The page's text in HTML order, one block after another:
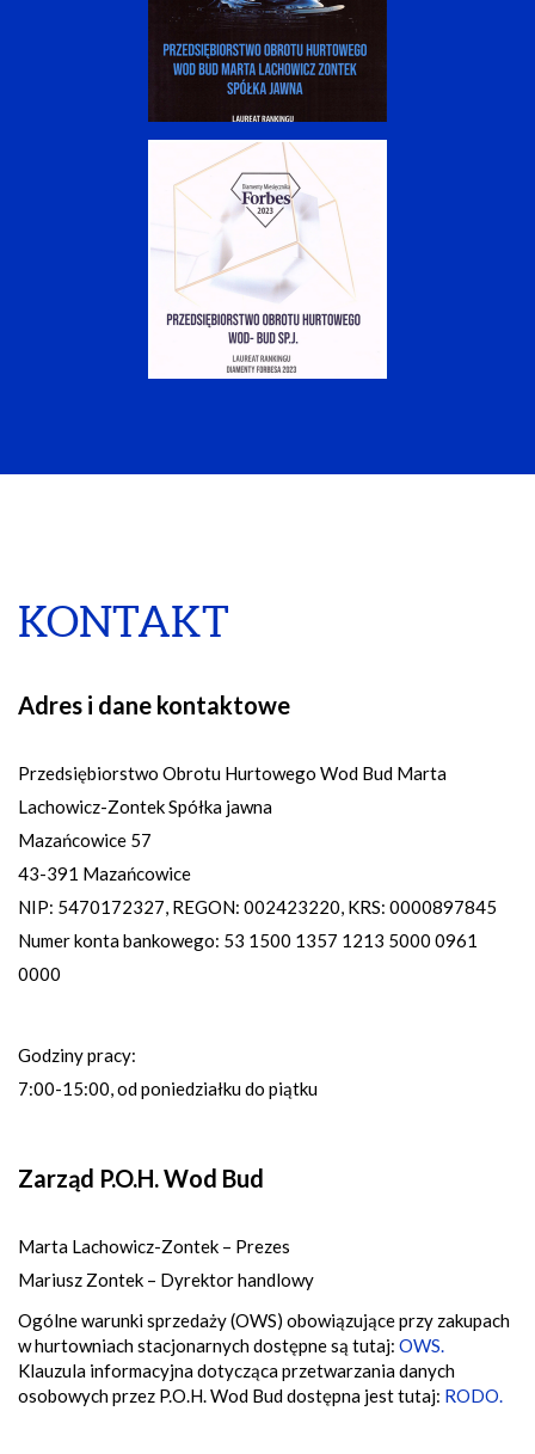
KONTAKT
Adres i dane kontaktowe
Przedsiębiorstwo Obrotu Hurtowego Wod Bud Marta
Lachowicz-Zontek Spółka jawna
Mazańcowice 57
43-391 Mazańcowice
NIP: 5470172327, REGON: 002423220, KRS: 0000897845
Numer konta bankowego: 53 1500 1357 1213 5000 0961
0000
Godziny pracy:
7:00-15:00, od poniedziałku do piątku
Zarząd P.O.H. Wod Bud
Marta Lachowicz-Zontek – Prezes
Mariusz Zontek – Dyrektor handlowy
Ogólne warunki sprzedaży (OWS) obowiązujące przy zakupach
w hurtowniach stacjonarnych dostępne są tutaj: OWS.
Klauzula informacyjna dotycząca przetwarzania danych
osobowych przez P.O.H. Wod Bud dostępna jest tutaj: RODO.